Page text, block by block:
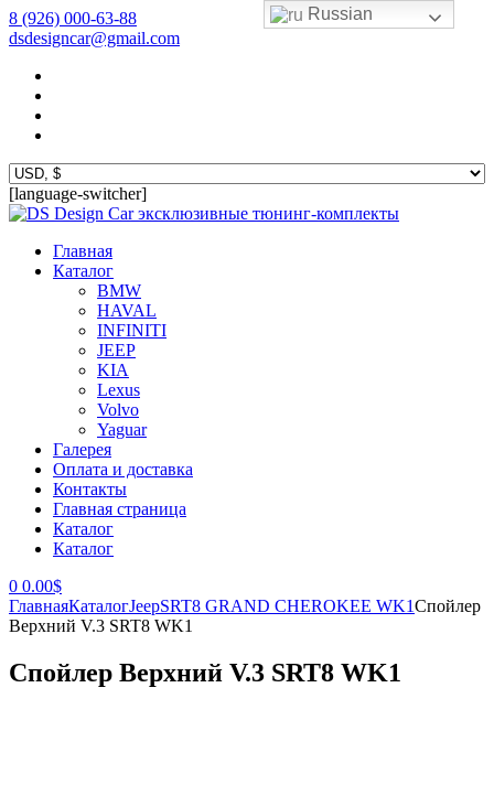
8 (926) 000-63-88
dsdesigncar@gmail.com
[language-switcher]
эксклюзивные тюнинг-комплекты
Главная
Каталог
BMW
HAVAL
INFINITI
JEEP
KIA
Lexus
Volvo
Yaguar
Галерея
Оплата и доставка
Контакты
Главная страница
Каталог
Каталог
0 0.00$
ГлавнаяКаталогJeepSRT8 GRAND CHEROKEE WK1Спойлер
Верхний V.3 SRT8 WK1
Спойлер Верхний V.3 SRT8 WK1
Russian